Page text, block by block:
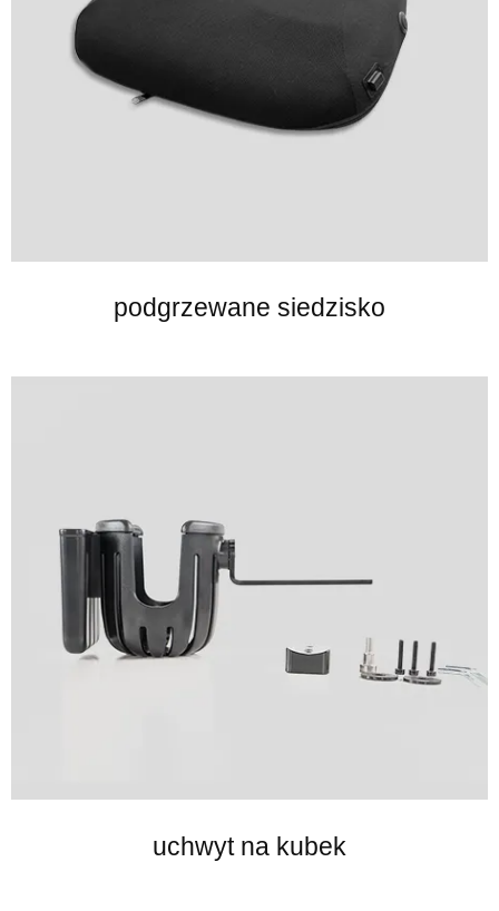
podgrzewane siedzisko
uchwyt na kubek